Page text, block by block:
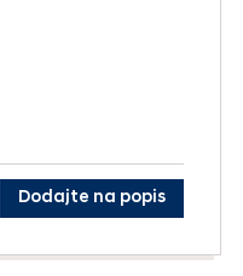
Dodajte na popis